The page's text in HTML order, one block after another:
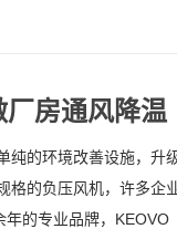
房通风降温
的环境改善设施，升
格的负压风机，许多企
的专业品牌，KEOVO